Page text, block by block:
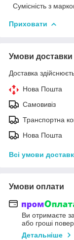
Сумісність з
Приховати
Умови доставки
Доставка
Нова Пошта
Самовивіз
Транспортна
Нова Пошта
Всі умови
Умови оплати
Ви отримаєте
або гроші
Детальніше